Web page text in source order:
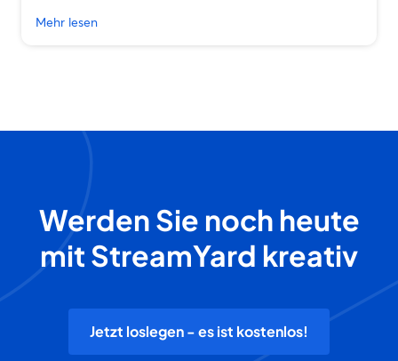
Mehr lesen
Werden Sie noch heute
mit StreamYard kreativ
Jetzt loslegen - es ist kostenlos!